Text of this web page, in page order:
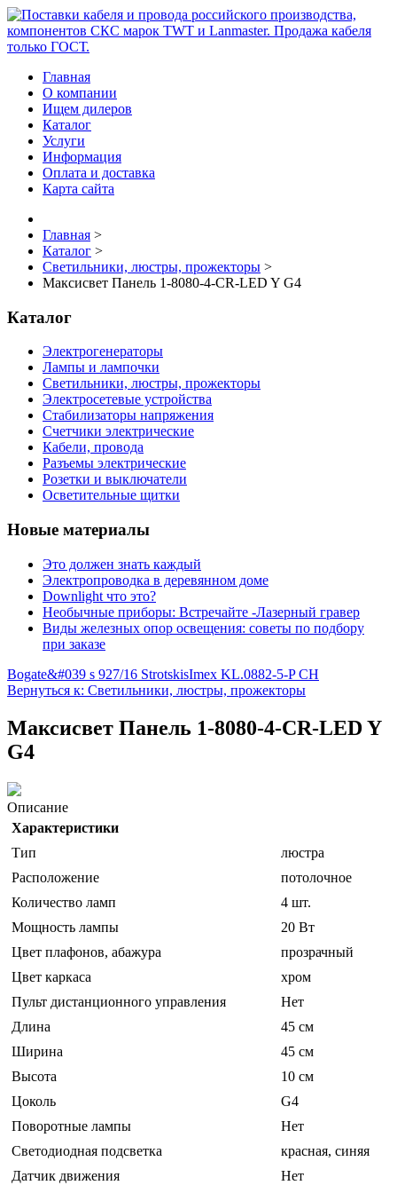
Главная
О компании
Ищем дилеров
Каталог
Услуги
Информация
Оплата и доставка
Карта сайта
Главная >
Каталог >
Светильники, люстры, прожекторы >
Максисвет Панель 1-8080-4-CR-LED Y G4
Каталог
Электрогенераторы
Лампы и лампочки
Светильники, люстры, прожекторы
Электросетевые устройства
Стабилизаторы напряжения
Счетчики электрические
Кабели, провода
Разъемы электрические
Розетки и выключатели
Осветительные щитки
Новые материалы
Это должен знать каждый
Электропроводка в деревянном доме
Downlight что это?
Необычные приборы: Встречайте -Лазерный гравер
Виды железных опор освещения: советы по подбору
при заказе
Bogate&#039 s 927/16 StrotskisImex KL.0882-5-P CH
Вернуться к: Светильники, люстры, прожекторы
Максисвет Панель 1-8080-4-CR-LED Y
G4
Описание
Характеристики
Тип
люстра
Расположение
потолочное
Количество ламп
4 шт.
Мощность лампы
20 Вт
Цвет плафонов, абажура
прозрачный
Цвет каркаса
хром
Пульт дистанционного управления
Нет
Длина
45 см
Ширина
45 см
Высота
10 см
Цоколь
G4
Поворотные лампы
Нет
Светодиодная подсветка
красная, синяя
Датчик движения
Нет